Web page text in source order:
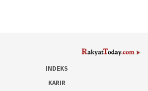
INDEKS
KARIR